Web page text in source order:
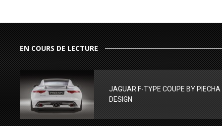
EN COURS DE LECTURE
JAGUAR F-TYPE COUPE BY PIECHA
DESIGN